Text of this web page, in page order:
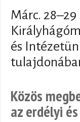
Márc.
és
Közös
az erdélyi